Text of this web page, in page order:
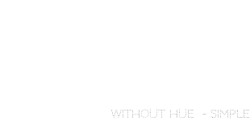
WITHOUT HUE – SIMPLE